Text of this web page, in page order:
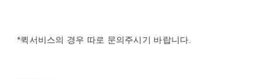
*퀵서비스의 경우 따로 문의주시기 바랍니다.